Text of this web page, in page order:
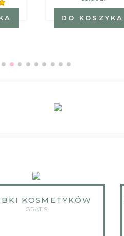
DO KOSZYKA
KOSMETYKÓW
GRATIS